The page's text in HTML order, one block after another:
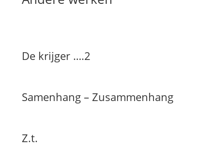
De krijger ….2
Samenhang – Zusammenhang
Z.t.